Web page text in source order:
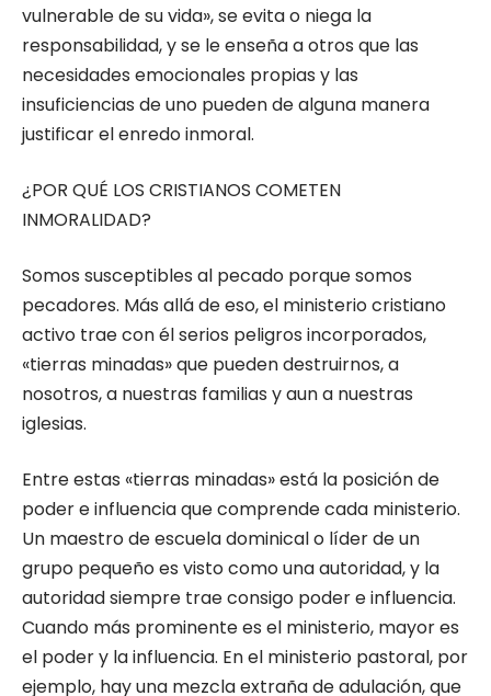
vulnerable de su vida», se evita o niega la
responsabilidad, y se le enseña a otros que las
necesidades emocionales propias y las
insuficiencias de uno pueden de alguna manera
justificar el enredo inmoral.
¿POR QUÉ LOS CRISTIANOS COMETEN
INMORALIDAD?
Somos susceptibles al pecado porque somos
pecadores. Más allá de eso, el ministerio cristiano
activo trae con él serios peligros incorporados,
«tierras minadas» que pueden destruirnos, a
nosotros, a nuestras familias y aun a nuestras
iglesias.
Entre estas «tierras minadas» está la posición de
poder e influencia que comprende cada ministerio.
Un maestro de escuela dominical o líder de un
grupo pequeño es visto como una autoridad, y la
autoridad siempre trae consigo poder e influencia.
Cuando más prominente es el ministerio, mayor es
el poder y la influencia. En el ministerio pastoral, por
ejemplo, hay una mezcla extraña de adulación, que